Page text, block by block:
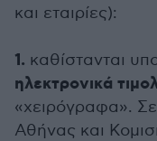
και εταιρίες):
1. καθίστανται
ηλεκτρονικά
«χειρόγραφα».
Αθήνας και